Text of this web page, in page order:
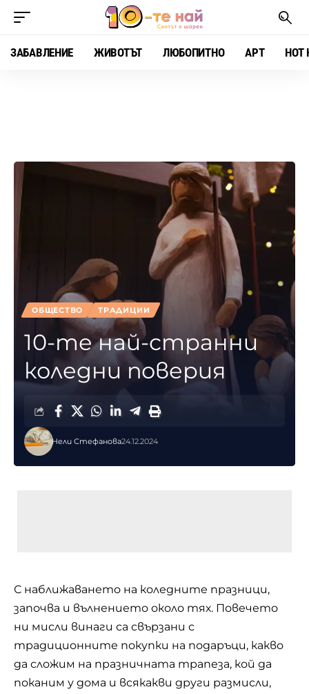
ЗАБАВЛЕНИЕ ЖИВОТЪТ ЛЮБОПИТНО АРТ HOT
ОБЩЕСТВО ТРАДИЦИИ
10-те най-странни
коледни поверия
Нели Стефанова24.12.2024
С наближаването на коледните празници,
започва и вълнението около тях. Повечето
ни мисли винаги са свързани с
традиционните покупки на подаръци, какво
да сложим на празничната трапеза, кой да
поканим у дома и всякакви други размисли,